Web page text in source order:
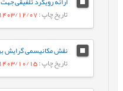
تاریخ چاپ: 1403/12/07
تاریخ چاپ: 1403/10/15